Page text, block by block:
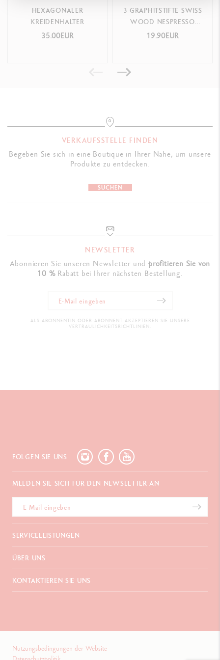
HEXAGONALER
KREIDENHALTER
35.00EUR
3 GRAPHITSTIFTE SWISS
WOOD NESPRESSO
SONDEREDITION N°1
19.90EUR
VERKAUFSSTELLE FINDEN
Begeben Sie sich in eine Boutique in Ihrer Nähe, um unsere
Produkte zu entdecken.
SUCHEN
NEWSLETTER
Abonnieren Sie unseren Newsletter undprofitieren Sie von
10 %Rabatt bei Ihrer nächsten Bestellung.
ALS ABONNENTIN ODER ABONNENT AKZEPTIEREN SIE UNSERE
VERTRAULICHKEITSRICHTLINIEN.
FOLGEN SIE UNS
MELDEN SIE SICH FÜR DEN NEWSLETTER AN
SERVICELEISTUNGEN
E-Geschenkgutschein
Retouren
ÜBER UNS
Häufig gestellte Fragen
KONTAKTIEREN SIE UNS
Nutzungsbedingungen der Website